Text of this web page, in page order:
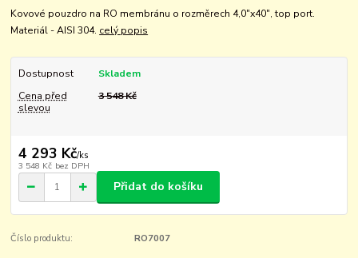
Kovové pouzdro na RO membránu o rozměrech 4,0"x40", top port.
Materiál - AISI 304. celý popis
Dostupnost
Skladem
Cena před
slevou
3 548 Kč
4 293 Kč/ks
3 548 Kč bez DPH
Přidat do košíku
Číslo produktu: RO7007